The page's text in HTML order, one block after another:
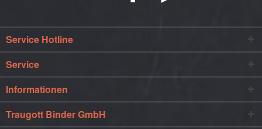
Service Hotline
Service
Informationen
Traugott Binder GmbH